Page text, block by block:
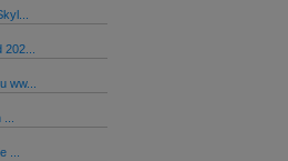
202...
ww...
...
...